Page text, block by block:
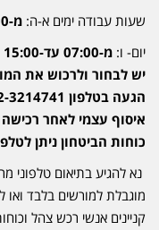
שעות עבודה ימים א-ה: מ-07:00 עד-20:00
יום- ו: מ-07:00 עד-15:00
יש לבחור ולרכוש את
הגעה בטלפון 052-3214741
איסוף עצמי לאחר
כוחות הביטחון ניתן
נא להגיע בתיאום טלפוני
מוגבלת למורשים בלבד ואו
קניינים אנשי רכש צהל